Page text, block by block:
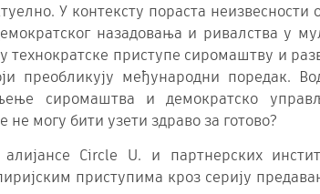
У контексту пораста неизвесности
назадовања и ривалства у
технократске приступе сиромаштву и
преобликују међународни поредак.
сиромаштва и демократско
могу бити узети здраво за готово?
Circle U. и партнерских
приступима кроз серију